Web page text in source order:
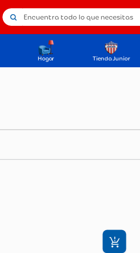
Encuentra todo lo que necesitas
Hogar Tienda Junior